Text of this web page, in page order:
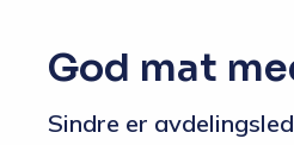
God mat
Sindre er